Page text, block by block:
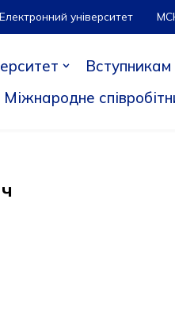
Електронний університет
Вступникам
Міжнародне